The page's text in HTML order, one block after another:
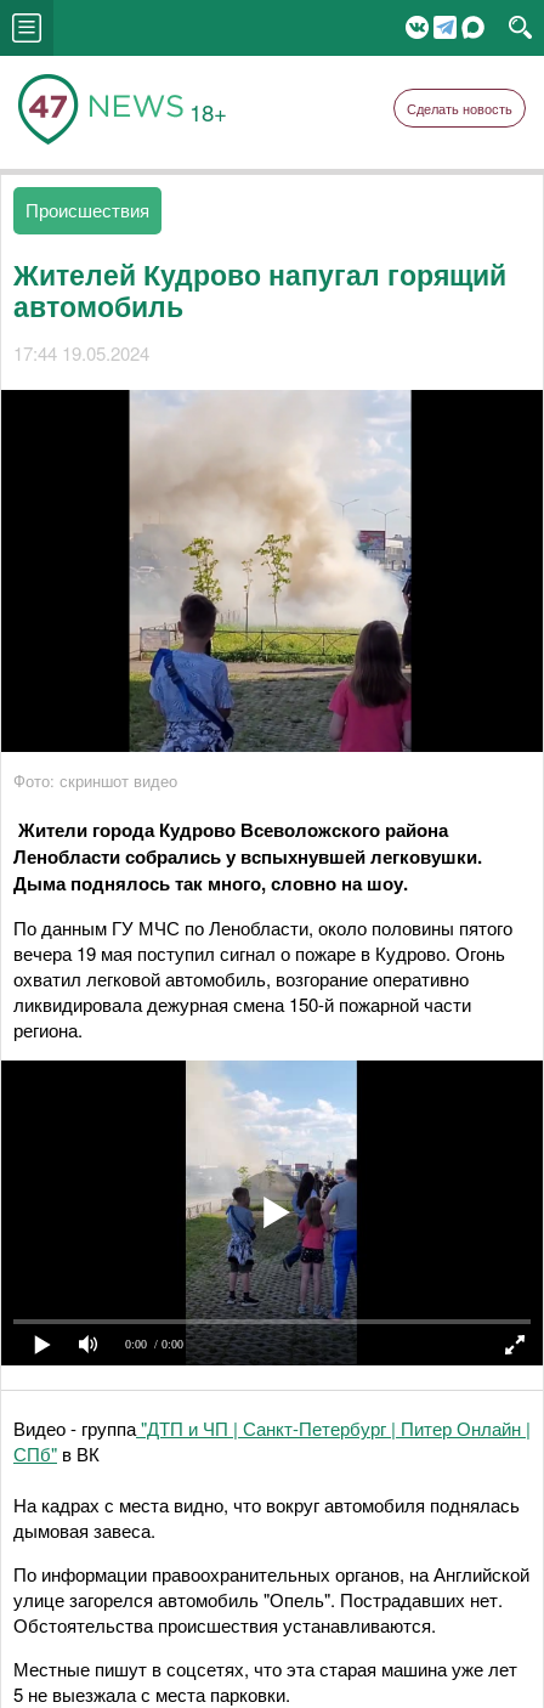
18+ Сделать новость
Происшествия
Жителей Кудрово напугал горящий
автомобиль
17:44 19.05.2024
Фото: скриншот видео
Жители города Кудрово Всеволожского района
Ленобласти собрались у вспыхнувшей легковушки.
Дыма поднялось так много, словно на шоу.
По данным ГУ МЧС по Ленобласти, около половины пятого
вечера 19 мая поступил сигнал о пожаре в Кудрово. Огонь
охватил легковой автомобиль, возгорание оперативно
ликвидировала дежурная смена 150-й пожарной части
региона.
0:00 / 0:00
Видео - группа"ДТП и ЧП | Санкт-Петербург | Питер Онлайн |
СПб" в ВК
На кадрах с места видно, что вокруг автомобиля поднялась
дымовая завеса.
По информации правоохранительных органов, на Английской
улице загорелся автомобиль "Опель". Пострадавших нет.
Обстоятельства происшествия устанавливаются.
Местные пишут в соцсетях, что эта старая машина уже лет
5 не выезжала с места парковки.